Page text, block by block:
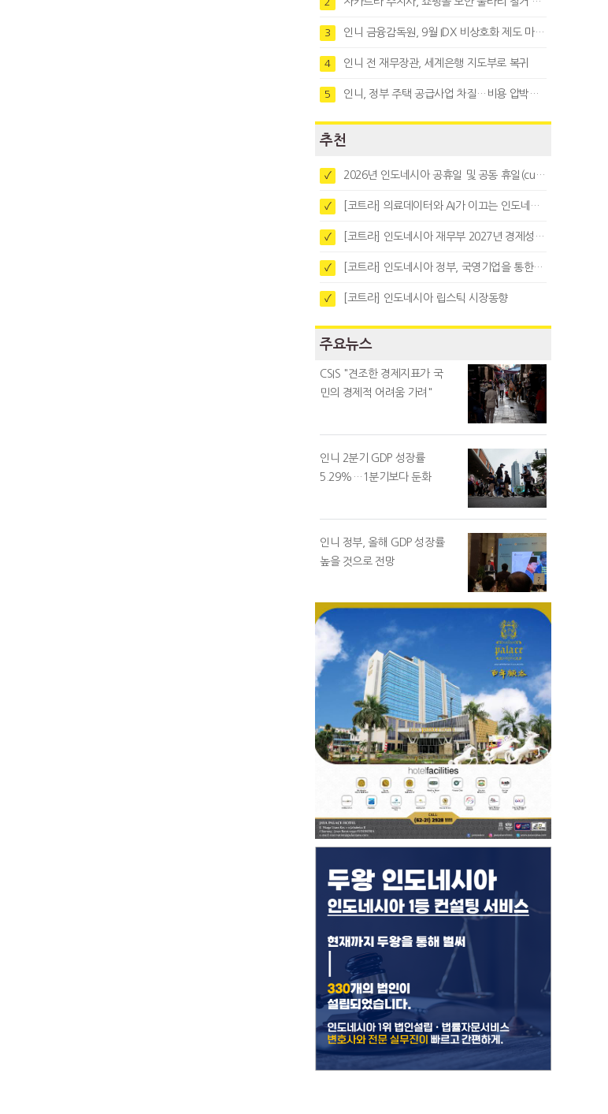
3 인니 금융감독원, 9월 IDX 비상호화 제도 마련…주식회사 전환 본격화
4 인니 전 재무장관, 세계은행 지도부로 복귀
5 인니, 정부 주택 공급사업 차질…비용 압박과 수요부진 탓
추천
✓ 2026년 인도네시아 공휴일 및 공동 휴일(cuti bersama)
✓ [코트라] 의료데이터와 AI가 이끄는 인도네시아 디지털 헬스케어 시장 트렌드
✓ [코트라] 인도네시아 재무부 2027년 경제성장 전망 및 목표 발표
✓ [코트라] 인도네시아 정부, 국영기업을 통한 석탄·팜유·합금철 수출 중앙집중화 추진
✓ [코트라] 인도네시아 립스틱 시장동향
주요뉴스
CSIS "견조한 경제지표가 국
민의 경제적 어려움 가려"
인니 2분기 GDP 성장률
5.29%…1분기보다 둔화
인니 정부, 올해 GDP 성장률
높을 것으로 전망